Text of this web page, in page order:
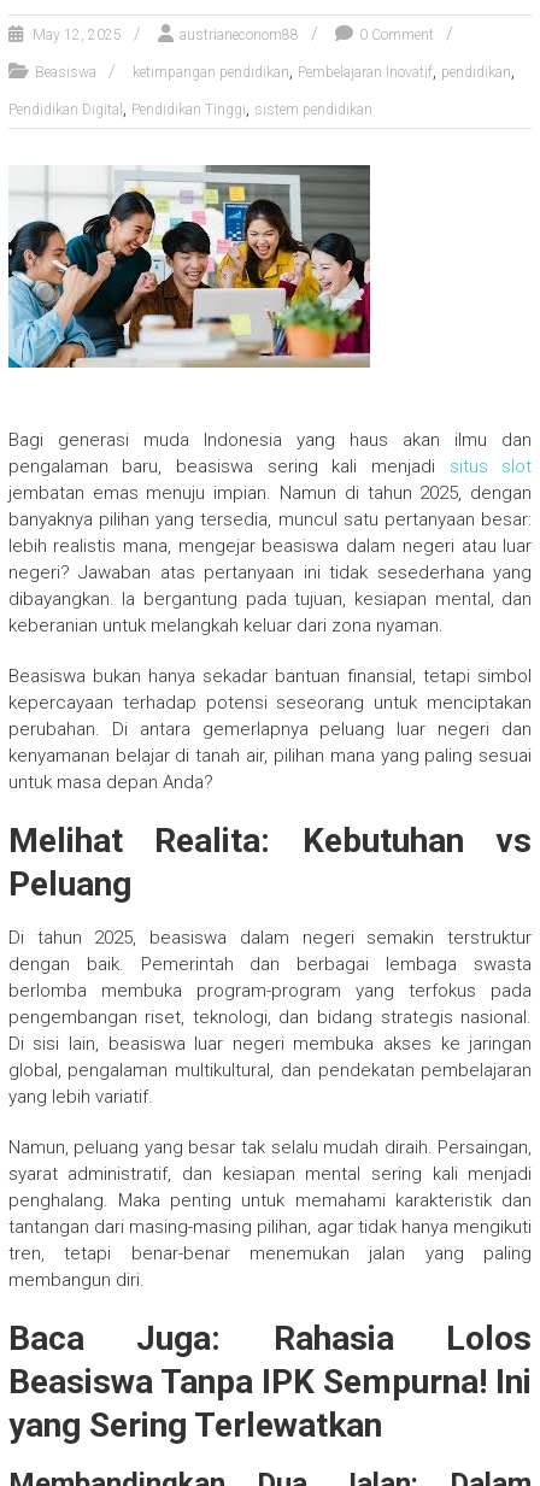
May 12, 2025 austrianeconom88 0 Comment
Beasiswa ketimpangan pendidikan, Pembelajaran Inovatif, pendidikan,
Pendidikan Digital , Pendidikan Tinggi, sistem pendidikan
Bagi generasi muda Indonesia yang haus akan ilmu dan
pengalaman baru, beasiswa sering kali menjadi situs slot
jembatan emas menuju impian. Namun di tahun 2025, dengan
banyaknya pilihan yang tersedia, muncul satu pertanyaan besar:
lebih realistis mana, mengejar beasiswa dalam negeri atau luar
negeri? Jawaban atas pertanyaan ini tidak sesederhana yang
dibayangkan. Ia bergantung pada tujuan, kesiapan mental, dan
keberanian untuk melangkah keluar dari zona nyaman.
Beasiswa bukan hanya sekadar bantuan finansial, tetapi simbol
kepercayaan terhadap potensi seseorang untuk menciptakan
perubahan. Di antara gemerlapnya peluang luar negeri dan
kenyamanan belajar di tanah air, pilihan mana yang paling sesuai
untuk masa depan Anda?
Melihat Realita: Kebutuhan vs
Peluang
Di tahun 2025, beasiswa dalam negeri semakin terstruktur
dengan baik. Pemerintah dan berbagai lembaga swasta
berlomba membuka program-program yang terfokus pada
pengembangan riset, teknologi, dan bidang strategis nasional.
Di sisi lain, beasiswa luar negeri membuka akses ke jaringan
global, pengalaman multikultural, dan pendekatan pembelajaran
yang lebih variatif.
Namun, peluang yang besar tak selalu mudah diraih. Persaingan,
syarat administratif, dan kesiapan mental sering kali menjadi
penghalang. Maka penting untuk memahami karakteristik dan
tantangan dari masing-masing pilihan, agar tidak hanya mengikuti
tren, tetapi benar-benar menemukan jalan yang paling
membangun diri.
Baca Juga: Rahasia Lolos
Beasiswa Tanpa IPK Sempurna! Ini
yang Sering Terlewatkan